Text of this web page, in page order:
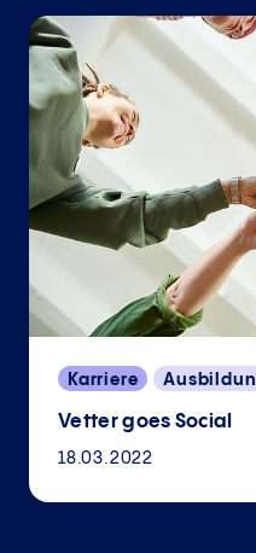
Karriere
Vetter goes Social
18.03.2022